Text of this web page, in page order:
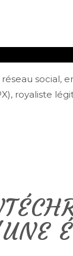
social,
royaliste